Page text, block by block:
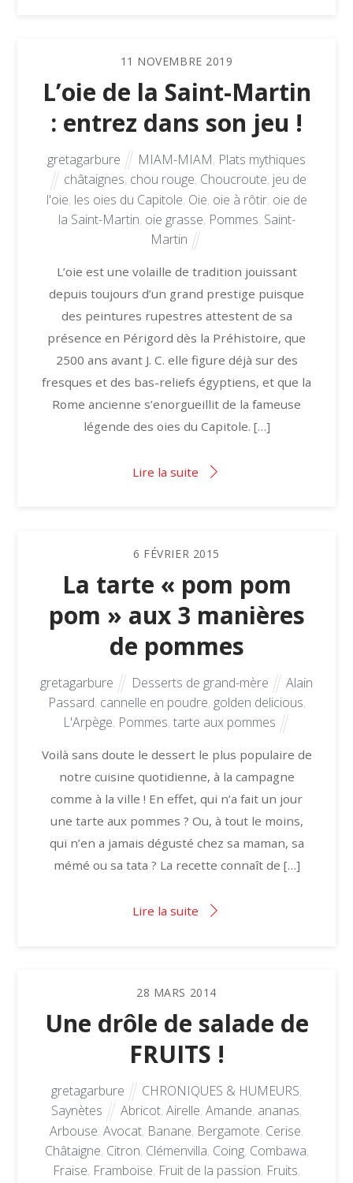
11 NOVEMBRE 2019
L’oie de la Saint-Martin
: entrez dans son jeu !
gretagarbure MIAM-MIAM, Plats mythiques
châtaignes, chou rouge, Choucroute, jeu de
l'oie, les oies du Capitole, Oie, oie à rôtir, oie de
la Saint-Martin, oie grasse, Pommes, Saint-
Martin
L’oie est une volaille de tradition jouissant
depuis toujours d’un grand prestige puisque
des peintures rupestres attestent de sa
présence en Périgord dès la Préhistoire, que
2500 ans avant J. C. elle figure déjà sur des
fresques et des bas-reliefs égyptiens, et que la
Rome ancienne s’enorgueillit de la fameuse
légende des oies du Capitole. […]
Lire la suite
6 FÉVRIER 2015
La tarte « pom pom
pom » aux 3 manières
de pommes
gretagarbure Desserts de grand-mère
Alain
Passard, cannelle en poudre, golden delicious,
L'Arpège, Pommes, tarte aux pommes
Voilà sans doute le dessert le plus populaire de
notre cuisine quotidienne, à la campagne
comme à la ville ! En effet, qui n’a fait un jour
une tarte aux pommes ? Ou, à tout le moins,
qui n’en a jamais dégusté chez sa maman, sa
mémé ou sa tata ? La recette connaît de […]
Lire la suite
28 MARS 2014
Une drôle de salade de
FRUITS !
gretagarbure CHRONIQUES & HUMEURS,
Saynètes
Abricot, Airelle, Amande, ananas,
Arbouse, Avocat, Banane, Bergamote, Cerise,
Châtaigne, Citron, Clémenvilla, Coing, Combawa,
Fraise, Framboise, Fruit de la passion, Fruits,